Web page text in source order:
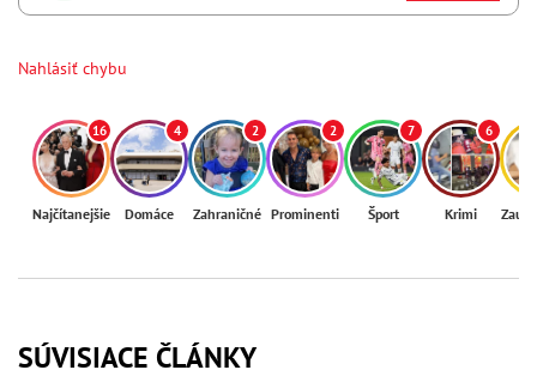
Nahlásiť chybu
16
Najčítanejšie
4
Domáce
2
Zahraničné
2
Prominenti
7
Šport
6
Krimi
SÚVISIACE ČLÁNKY